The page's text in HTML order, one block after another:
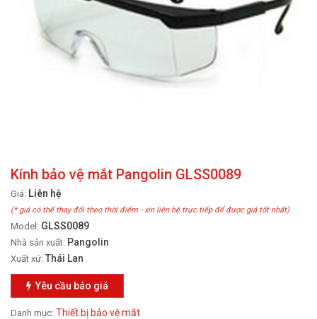
Kính bảo vệ mắt Pangolin GLSS0089
Giá: Liên hệ
(* giá có thể thay đổi theo thời điểm - xin liên hệ trực tiếp để được giá tốt nhất)
Model: GLSS0089
Nhà sản xuất: Pangolin
Xuất xứ: Thái Lan
Yêu cầu báo giá
Danh mục: Thiết bị bảo vệ mắt